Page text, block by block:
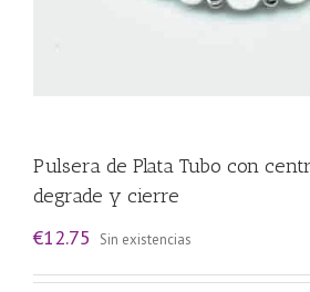
Pulsera de Plata Tubo con
degrade y cierre
€12.75 Sin existencias